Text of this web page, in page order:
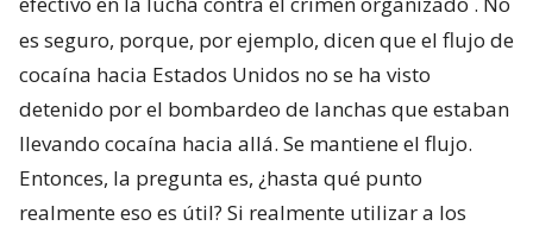
es seguro, porque, por ejemplo, dicen que el flujo de
cocaína hacia Estados Unidos no se ha visto
detenido por el bombardeo de lanchas que estaban
llevando cocaína hacia allá. Se mantiene el flujo.
Entonces, la pregunta es, ¿hasta qué punto
realmente eso es útil? Si realmente utilizar a los